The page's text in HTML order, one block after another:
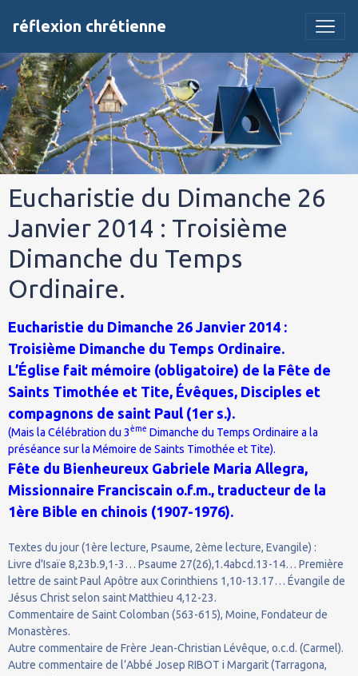
réflexion chrétienne
Eucharistie du Dimanche 26
Janvier 2014 : Troisième
Dimanche du Temps
Ordinaire.
Eucharistie du Dimanche 26 Janvier 2014 :
Troisième Dimanche du Temps Ordinaire.
L’Église fait mémoire (obligatoire) de la Fête de
Saints Timothée et Tite, Évêques, Disciples et
compagnons de saint Paul (1er s.).
(Mais la Célébration du 3ème Dimanche du Temps Ordinaire a la
préséance sur la Mémoire de Saints Timothée et Tite).
Fête du Bienheureux Gabriele Maria Allegra,
Missionnaire Franciscain o.f.m., traducteur de la
1ère Bible en chinois (1907-1976).
Textes du jour (1ère lecture, Psaume, 2ème lecture, Evangile) :
Livre d'Isaïe 8,23b.9,1-3… Psaume 27(26),1.4abcd.13-14… Première
lettre de saint Paul Apôtre aux Corinthiens 1,10-13.17… Évangile de
Jésus Christ selon saint Matthieu 4,12-23.
Commentaire de Saint Colomban (563-615), Moine, Fondateur de
Monastères.
Autre commentaire de Frère Jean-Christian Lévêque, o.c.d. (Carmel).
Autre commentaire de l’Abbé Josep RIBOT i Margarit (Tarragona,